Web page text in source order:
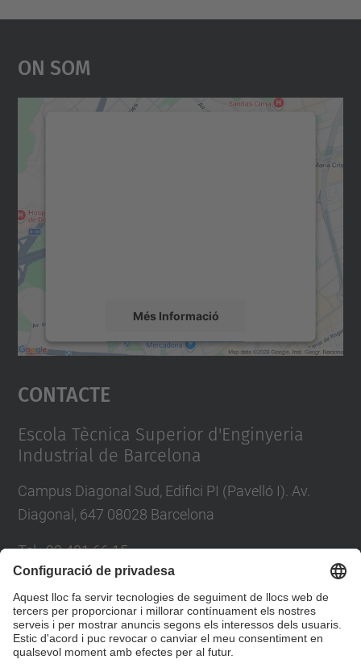
On Som
Més Informació
Accepta
powered by
Contacte
Escola Tècnica Superior d'Enginyeria
Industrial de Barcelona
Campus Diagonal Sud, Edifici PI (Pavelló I). Av.
Diagonal, 647 08028 Barcelona
Tel.:93 401 66 15
Directori UPC
Formulari de contacte